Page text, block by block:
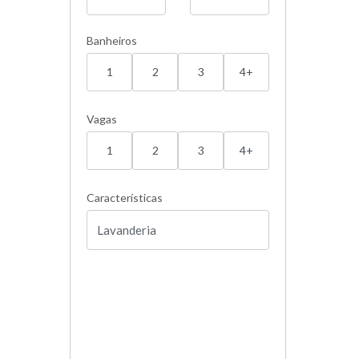
Banheiros
1 2 3 4+
Vagas
1 2 3 4+
Características